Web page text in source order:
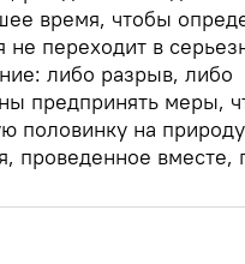
время, чтобы
не переходит в
либо разрыв,
предпринять меры,
половинку на
проведенное вместе,